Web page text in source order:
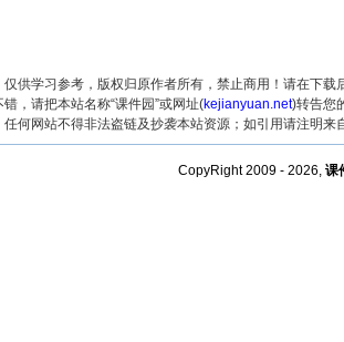
供学习参考，版权归原作者所有，禁止商用！请在下载
错，请把本站名称“课件园”或网址(kejianyuan.net)转告您
何网站不得非法盗链及抄袭本站资源；如引用请注明来
CopyRight 2009 - 2026, 课